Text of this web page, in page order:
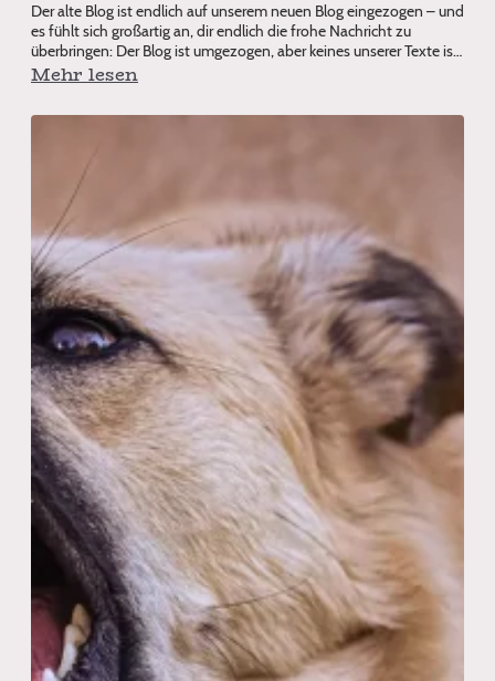
Der alte Blog ist endlich auf unserem neuen Blog eingezogen – und
es fühlt sich großartig an, dir endlich die frohe Nachricht zu
überbringen: Der Blog ist umgezogen, aber keines unserer Texte ist
verl
Mehr lesen